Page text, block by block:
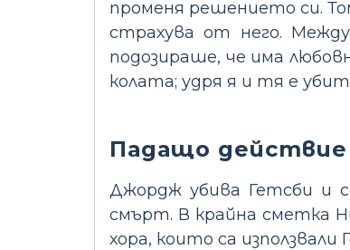
променя решението си.
страхува от него.
подозираше, че има
колата; удря я и тя е
Падащо действие
Джордж убива Гетсби и
смърт. В крайна сметка
хора, които са